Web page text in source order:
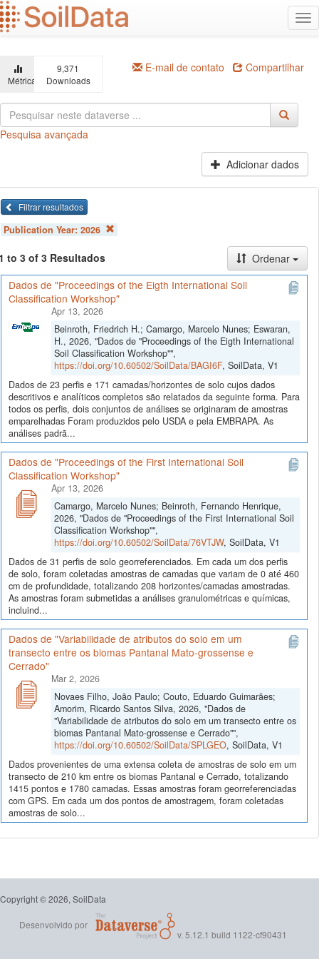
Ir
para
o
principal
Métricas
9,371
Downloads
E-mail de contato Compartilhar
Pesquisa avançada
Adicionar dados
Filtrar resultados
Publication Year: 2026
to 3 of 3 Resultados
Ordenar
Dados de "Proceedings of the Eigth International Soil
Classification Workshop"
Apr 13, 2026
Beinroth, Friedrich H.; Camargo, Marcelo Nunes; Eswaran,
H., 2026, "Dados de "Proceedings of the Eigth International
Soil Classification Workshop"",
https://doi.org/10.60502/SoilData/BAGI6F, SoilData, V1
Dados de 23 perfis e 171 camadas/horizontes de solo cujos dados
descritivos e analíticos completos são relatados da seguinte forma. Para
todos os perfis, dois conjuntos de análises se originaram de amostras
emparelhadas Foram produzidos pelo USDA e pela EMBRAPA. As
análises padrã...
Dados de "Proceedings of the First International Soil
Classification Workshop"
Apr 13, 2026
Camargo, Marcelo Nunes; Beinroth, Fernando Henrique,
2026, "Dados de "Proceedings of the First International Soil
Classification Workshop"",
https://doi.org/10.60502/SoilData/76VTJW, SoilData, V1
Dados de 31 perfis de solo georreferenciados. Em cada um dos perfis
de solo, foram coletadas amostras de camadas que variam de 0 até 460
cm de profundidade, totalizando 208 horizontes/camadas amostradas.
As amostras foram submetidas a análises granulométricas e químicas,
incluind...
Dados de "Variabilidade de atributos do solo em um
transecto entre os biomas Pantanal Mato-grossense e
Cerrado"
Mar 2, 2026
Novaes Filho, João Paulo; Couto, Eduardo Guimarães;
Amorim, Ricardo Santos Silva, 2026, "Dados de
"Variabilidade de atributos do solo em um transecto entre os
biomas Pantanal Mato-grossense e Cerrado"",
https://doi.org/10.60502/SoilData/SPLGEO, SoilData, V1
Dados provenientes de uma extensa coleta de amostras de solo em um
transecto de 210 km entre os biomas Pantanal e Cerrado, totalizando
1415 pontos e 1780 camadas. Essas amostras foram georreferenciadas
com GPS. Em cada um dos pontos de amostragem, foram coletadas
amostras de solo...
Copyright © 2026, SoilData
Desenvolvido por
v. 5.12.1 build 1122-cf90431